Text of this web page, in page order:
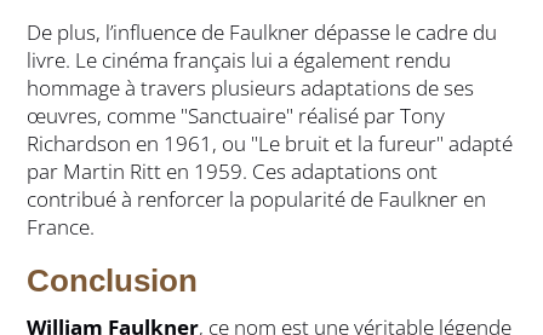
De plus, l’influence de Faulkner dépasse le cadre du
livre. Le cinéma français lui a également rendu
hommage à travers plusieurs adaptations de ses
œuvres, comme "Sanctuaire" réalisé par Tony
Richardson en 1961, ou "Le bruit et la fureur" adapté
par Martin Ritt en 1959. Ces adaptations ont
contribué à renforcer la popularité de Faulkner en
France.
Conclusion
William Faulkner, ce nom est une véritable légende